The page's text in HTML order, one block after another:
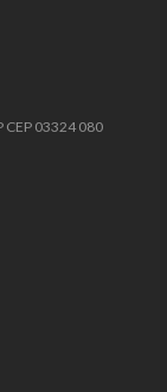
CEP 03324 080